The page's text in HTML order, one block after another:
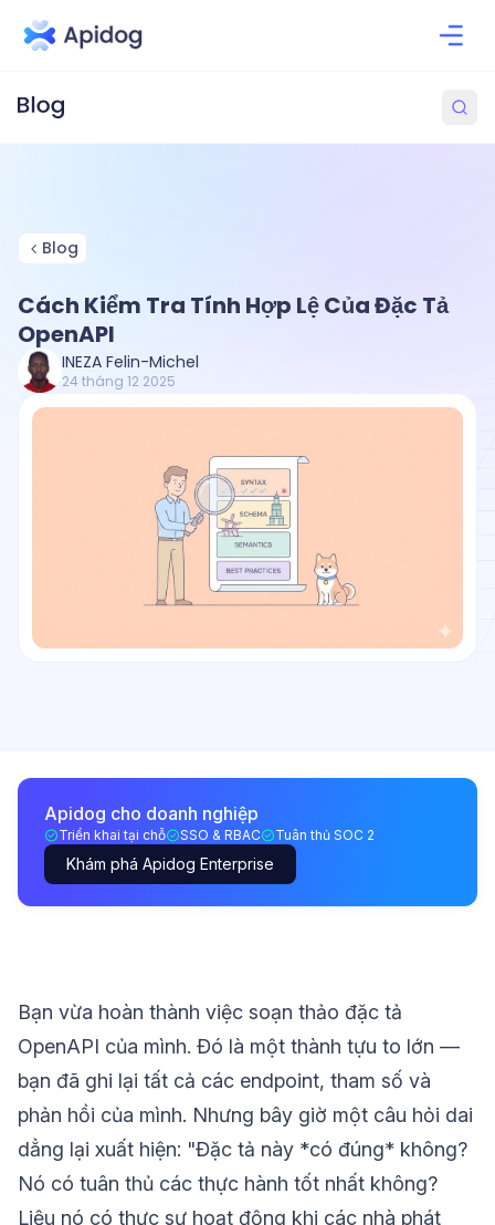
Blog
Cách Kiểm Tra Tính Hợp Lệ Của Đặc Tả
OpenAPI
INEZA Felin-Michel
24 tháng 12 2025
Apidog cho doanh nghiệp
Triển khai tại chỗ SSO & RBAC Tuân thủ SOC 2
Khám phá Apidog Enterprise
Bạn vừa hoàn thành việc soạn thảo đặc tả
OpenAPI của mình. Đó là một thành tựu to lớn —
bạn đã ghi lại tất cả các endpoint, tham số và
phản hồi của mình. Nhưng bây giờ một câu hỏi dai
dẳng lại xuất hiện: "Đặc tả này *có đúng* không?
Nó có tuân thủ các thực hành tốt nhất không?
Liệu nó có thực sự hoạt động khi các nhà phát